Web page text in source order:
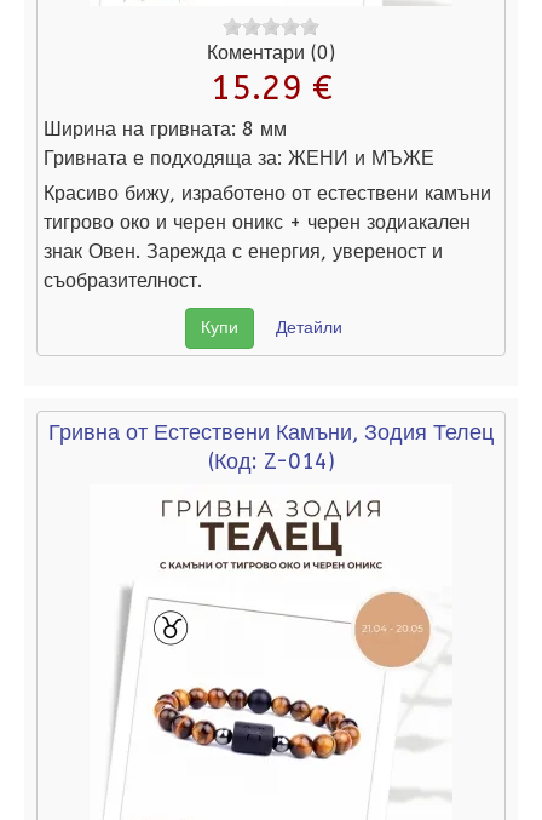
Коментари (0)
15.29 €
Ширина на гривната: 8 мм
Гривната е подходяща за: ЖЕНИ и МЪЖЕ
Красиво бижу, изработено от естествени камъни
тигрово око и черен оникс + черен зодиакален
знак Овен. Зарежда с енергия, увереност и
съобразителност.
Купи Детайли
Гривна от Естествени Камъни, Зодия Телец
(Код: Z-014)